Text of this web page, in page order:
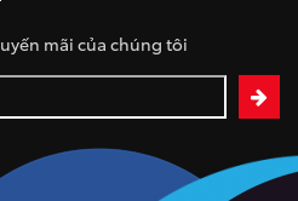
mãi của chúng tôi